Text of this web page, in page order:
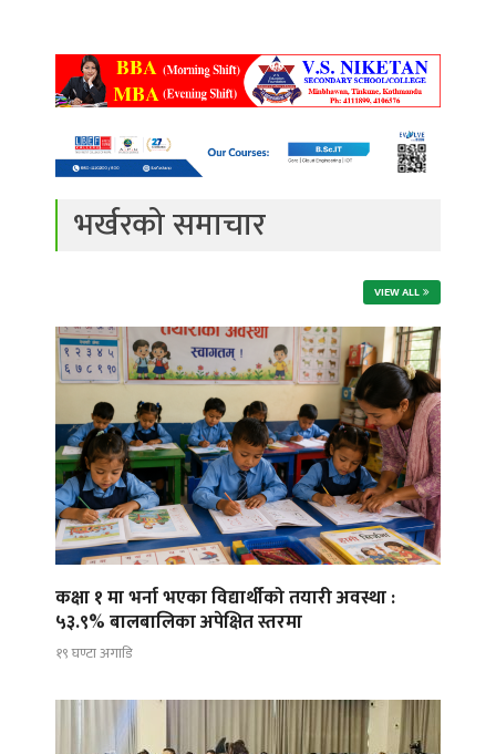
भर्खरको समाचार
VIEW ALL
कक्षा १ मा भर्ना भएका विद्यार्थीको तयारी अवस्था :
५३.९% बालबालिका अपेक्षित स्तरमा
१९ घण्टा अगाडि